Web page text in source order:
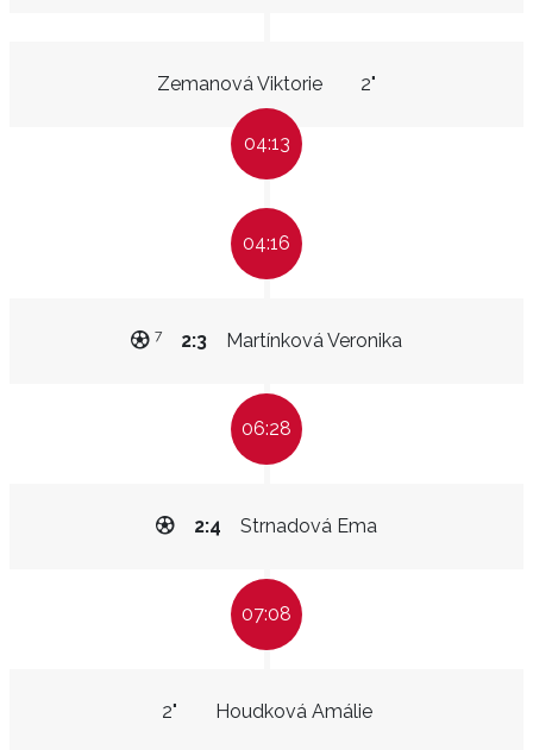
Zemanová Viktorie 2"
04:13
04:16
Martínková Veronika
2:3
7
06:28
Strnadová Ema
2:4
07:08
Houdková Amálie
2"